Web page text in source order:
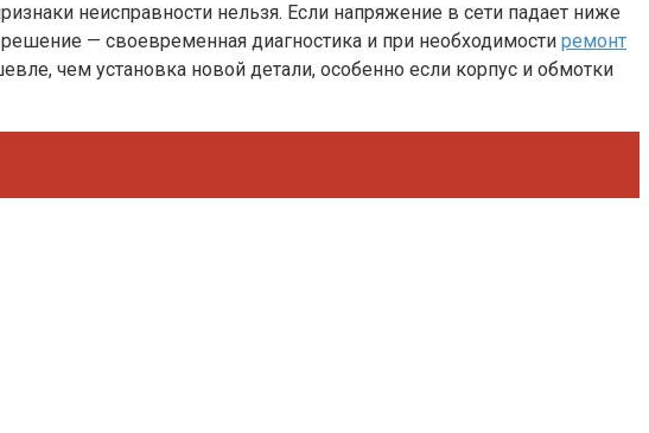
неисправности нельзя. Если напряжение в сети падает ниже
— своевременная диагностика и при необходимости ремонт
чем установка новой детали, особенно если корпус и обмотки